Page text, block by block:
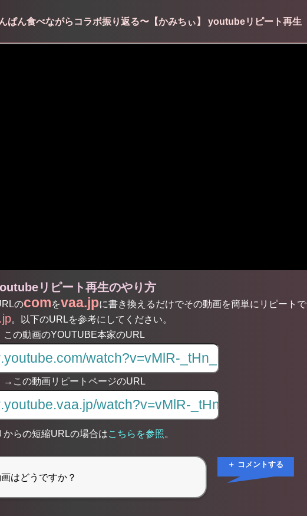
ぱん食べながらコラボ振り返る〜【かみちぃ】 youtubeリピート再生
リピート再生のやり方
のcomをvaa.jpに書き換えるだけでその動画を簡単にリピートで
。以下のURLを参考にしてください。
この動画のYOUTUBE本家のURL
→この動画リピートページのURL
からの短縮URLの場合はこちらを参照 。
＋ コメントする